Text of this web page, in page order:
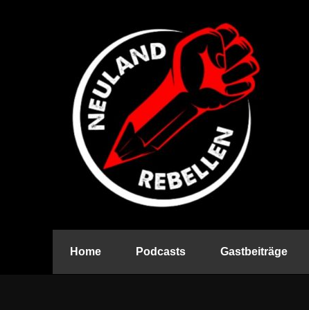
Home Podcasts Gastbeiträge